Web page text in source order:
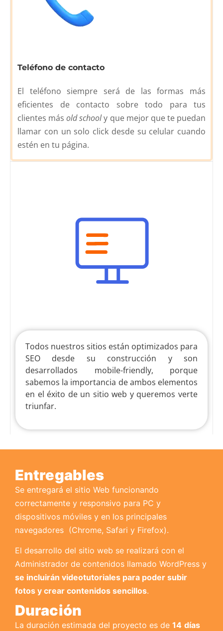
Teléfono de contacto
El teléfono siempre será de las formas más
eficientes de contacto sobre todo para tus
clientes másold schooly que mejor que te puedan
llamar con un solo click desde su celular cuando
estén en tu página.
Todos nuestros sitios están optimizados para
SEO desde su construcción y son
desarrollados mobile-friendly, porque
sabemos la importancia de ambos elementos
en el éxito de un sitio web y queremos verte
triunfar.
Entregables
Se entregará el sitio Web funcionando
correctamente y responsivo para PC y
dispositivos móviles y en los principales
navegadores (Chrome, Safari y Firefox).
El desarrollo del sitio web se realizará con el
Administrador de contenidos llamado WordPress y
se incluirán videotutoriales para poder subir
fotos y crear contenidos sencillos.
Duración
La duración estimada del proyecto es de 14 días